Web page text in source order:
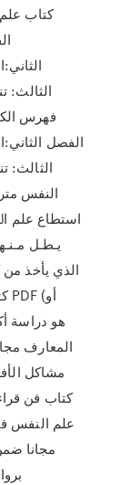
كتاب
الثالث:
فهرس
الفصل
الثالث:
اﻟﻨﻔﺲ
اﺳﺘﻄﺎع ﻋﻠﻢ
ﻳـﻄـﻞ
اﻟﺬي ﻳﺄﺧﺬ
المعارف
مشاكل
كتاب فن
علم النفس